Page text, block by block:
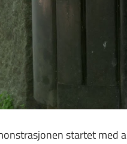
startet med